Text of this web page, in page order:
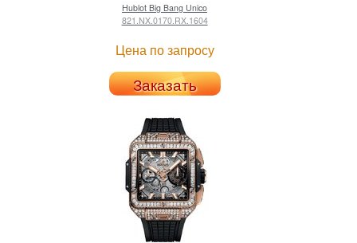
Hublot Big Bang Unico
821.NX.0170.RX.1604
Цена по запросу
Заказать